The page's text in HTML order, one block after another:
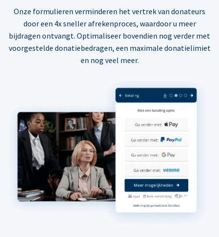
Onze formulieren verminderen het vertrek van donateurs
door een 4x sneller afrekenproces, waardoor u meer
bijdragen ontvangt. Optimaliseer bovendien nog verder met
voorgestelde donatiebedragen, een maximale donatielimiet
en nog veel meer.